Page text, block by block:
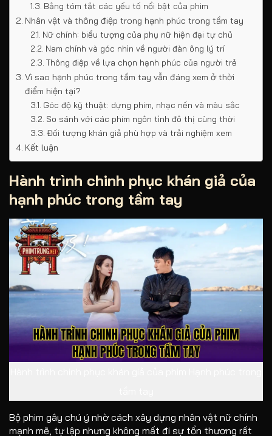
Bảng tóm tắt các yếu tố nổi bật của phim
Nhân vật và thông điệp trong hạnh phúc trong tầm tay
Nữ chính: biểu tượng của phụ nữ hiện đại tự chủ
Nam chính và góc nhìn về người đàn ông lý trí
Thông điệp về lựa chọn hạnh phúc của người trẻ
Vì sao hạnh phúc trong tầm tay vẫn đáng xem ở thời
điểm hiện tại?
Góc độ kỹ thuật: dựng phim, nhạc nền và màu sắc
So sánh với các phim ngôn tình đô thị cùng thời
Đối tượng khán giả phù hợp và trải nghiệm xem
Kết luận
Hành trình chinh phục khán giả của
hạnh phúc trong tầm tay
Bộ phim gây chú ý nhờ cách xây dựng nhân vật nữ chính
mạnh mẽ, tự lập nhưng không mất đi sự tổn thương rất